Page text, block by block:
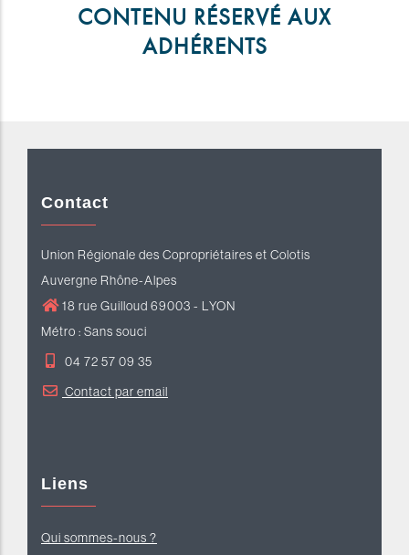
CONTENU RÉSERVÉ AUX
ADHÉRENTS
Contact
Union Régionale des Copropriétaires et Colotis
Auvergne Rhône-Alpes
18 rue Guilloud 69003 - LYON
Métro : Sans souci
04 72 57 09 35
Contact par email
Liens
Qui sommes-nous ?